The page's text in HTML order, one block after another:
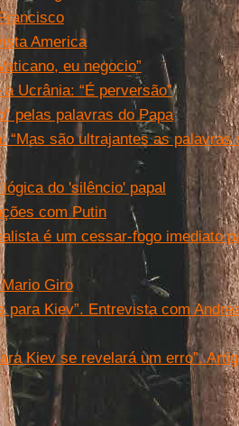
America
eu negocio”
Ucrânia: “É perversão”
pelas palavras do Papa
“Mas são ultrajantes as palavras
do 'silêncio' papal
com Putin
é um cessar-fogo imediato
Giro
para Kiev”. Entrevista com
Kiev se revelará um erro”.